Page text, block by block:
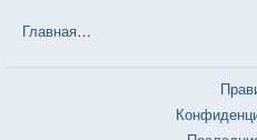
Главная